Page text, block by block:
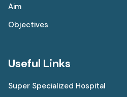
Aim
Objectives
Useful Links
Super Specialized Hospital